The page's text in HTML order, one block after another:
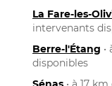
La Fare-les-
intervenants
Berre-l'Étang
disponibles